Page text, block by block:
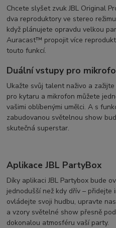
Chcete slyšet zvuk JBL Original
dva reproduktory ve stereo
když plánujete opravdu velkou
Auracast™ propojit více
touto funkcí.
Duální vstupy pro
Ukažte svůj talent naživo a
pro kytaru a mikrofon můžete
vašimi oblíbenými umělci. A s
zabudovanou světelnou show
skutečná superstar.
Aplikace JBL PartyBox
Díky aplikaci JBL Partybox bude
jednodušší než kdy dřív –
ovládejte svoji hudbu, upravte
a vzory světelné show přesně
dokonalou atmosféru vaší party.